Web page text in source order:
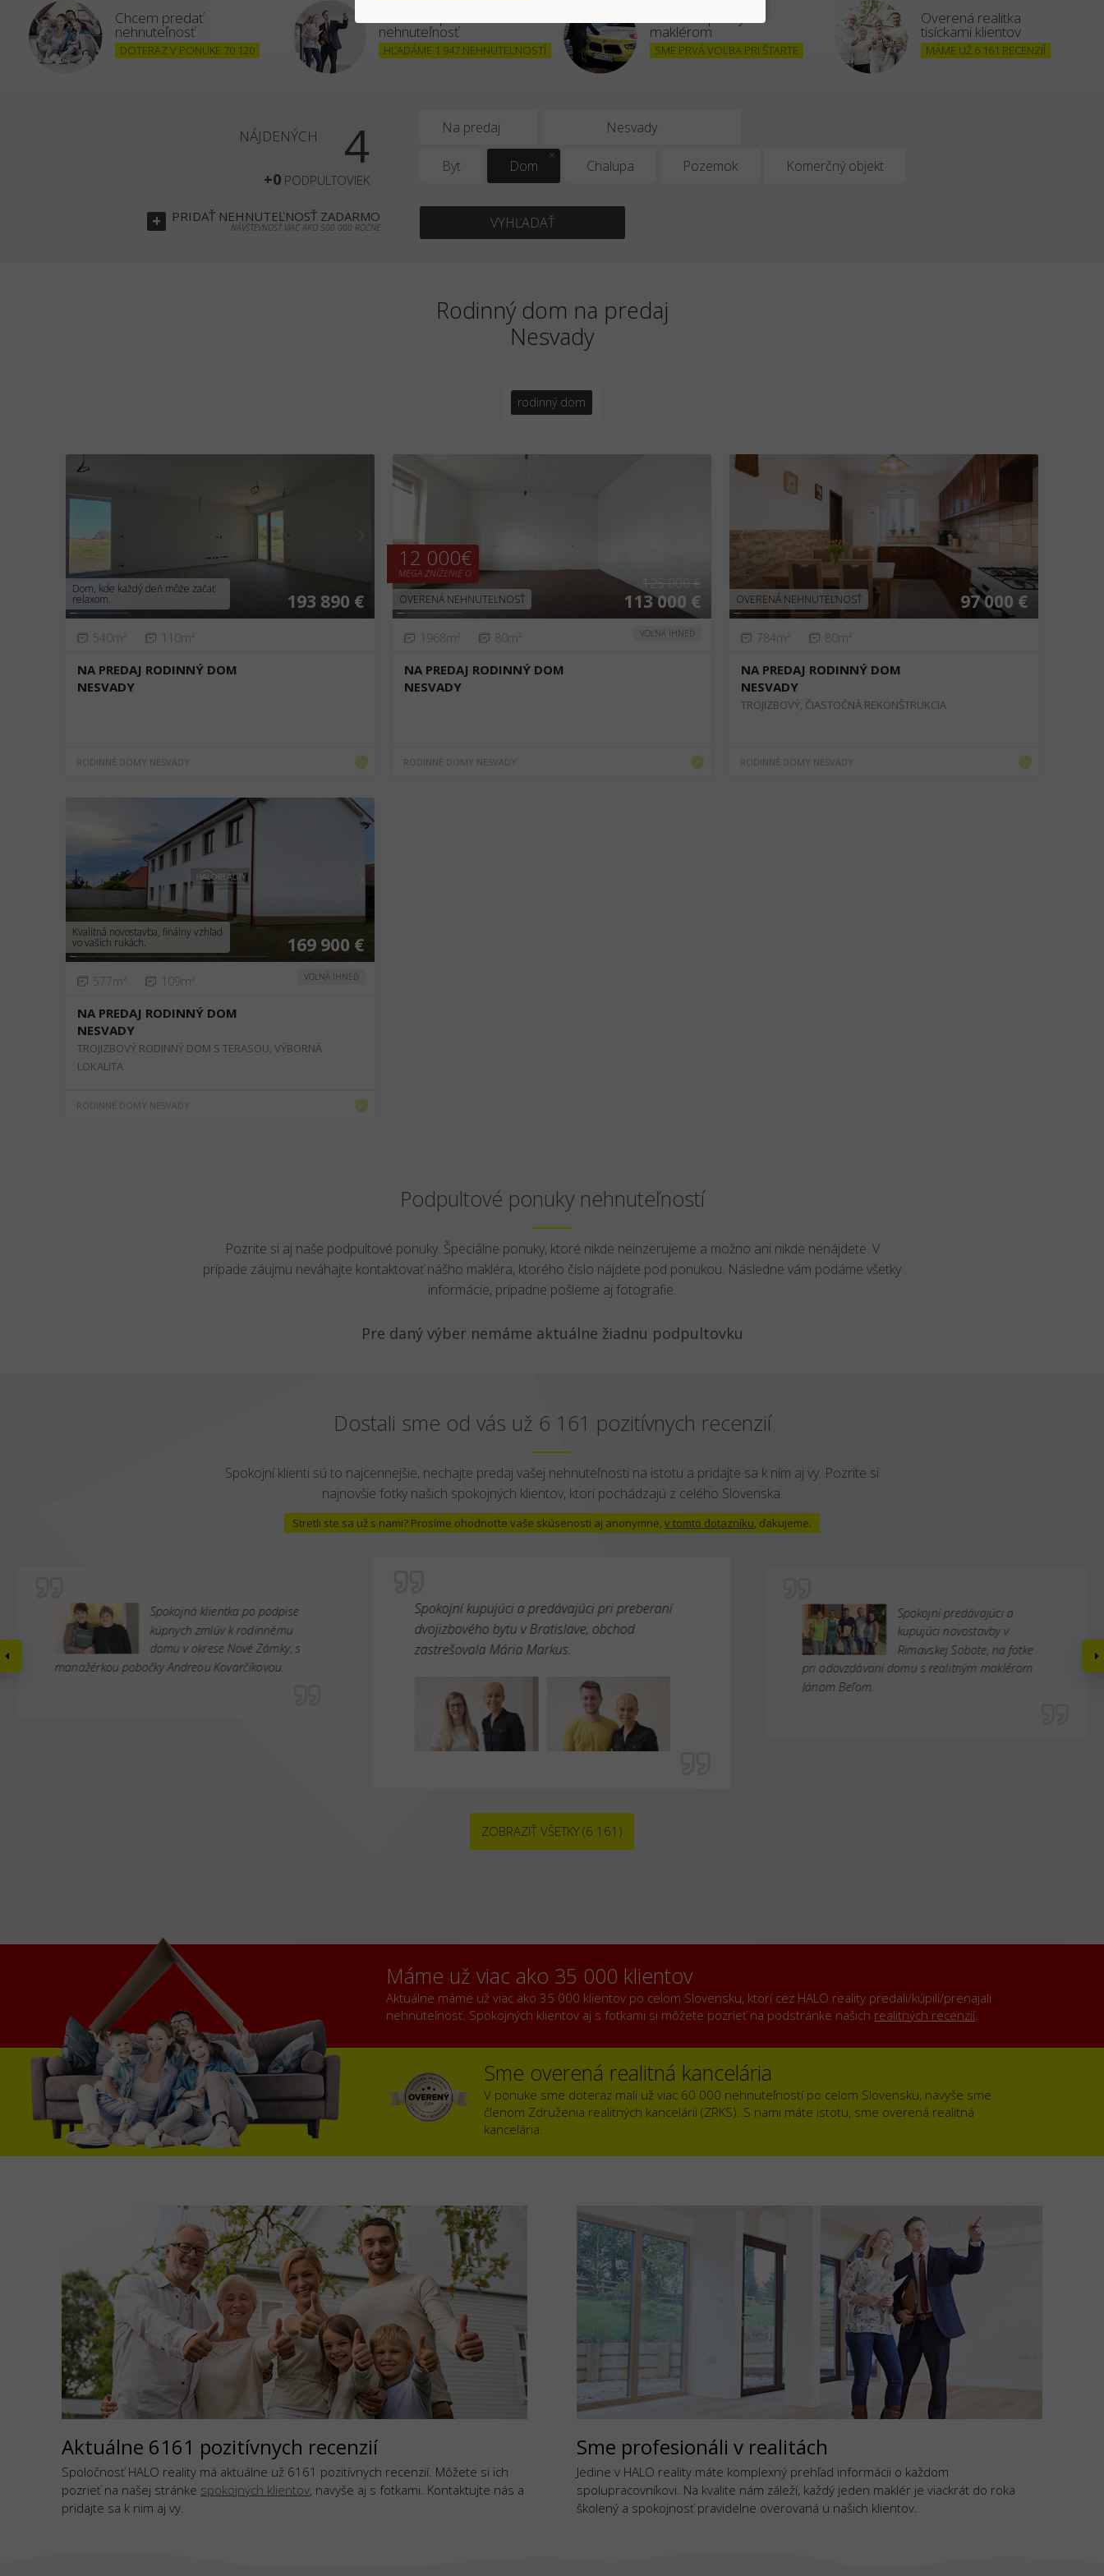
Chcem predať
nehnuteľnosť
DOTERAZ V PONUKE 70 120
nehnuteľnosť
HĽADÁME 1 947 NEHNUTEĽNOSTÍ
maklérom
SME PRVÁ VOĽBA PRI ŠTARTE
Overená realitka
tisíckami klientov
MÁME UŽ 6 161 RECENZIÍ
Na predaj
Byt Dom Chalupa Pozemok Komerčný objekt
VYHĽADAŤ
NÁJDENÝCH 4
+0 PODPULTOVIEK
+ PRIDAŤ NEHNUTEĽNOSŤ ZADARMO
NÁVŠTEVNOSŤ VIAC AKO 500 000 ROČNE
Rodinný dom na predaj
Nesvady
rodinný dom
Dom, kde každý deň môže začať
relaxom. 193 890 €
540m² 110m²
NA PREDAJ RODINNÝ DOM
NESVADY
RODINNÉ DOMY NESVADY
12 000€
MEGA ZNÍŽENIE O
OVERENÁ NEHNUTEĽNOSŤ
125 000 €
113 000 €
1968m² 80m² VOĽNÁ IHNEĎ
NA PREDAJ RODINNÝ DOM
NESVADY
RODINNÉ DOMY NESVADY
❮
OVERENÁ NEHNUTEĽNOSŤ 97 000 €
784m² 80m²
NA PREDAJ RODINNÝ DOM
NESVADY
TROJIZBOVÝ, ČIASTOČNÁ REKONŠTRUKCIA
RODINNÉ DOMY NESVADY
❮
Kvalitná novostavba, finálny vzhľad
vo vašich rukách. 169 900 €
577m² 109m² VOĽNÁ IHNEĎ
NA PREDAJ RODINNÝ DOM
NESVADY
TROJIZBOVÝ RODINNÝ DOM S TERASOU, VÝBORNÁ
LOKALITA
RODINNÉ DOMY NESVADY
Podpultové ponuky nehnuteľností
Pozrite si aj naše podpultové ponuky. Špeciálne ponuky, ktoré nikde neinzerujeme a možno ani nikde nenájdete. V
prípade záujmu neváhajte kontaktovať nášho makléra, ktorého číslo nájdete pod ponukou. Následne vám podáme všetky
informácie, prípadne pošleme aj fotografie.
Pre daný výber nemáme aktuálne žiadnu podpultovku
Dostali sme od vás už 6 161 pozitívnych recenzií
Spokojní klienti sú to najcennejšie, nechajte predaj vašej nehnuteľnosti na istotu a pridajte sa k ním aj vy. Pozrite si
najnovšie fotky našich spokojných klientov, ktorí pochádzajú z celého Slovenska.
Stretli ste sa už s nami? Prosíme ohodnoťte vaše skúsenosti aj anonymne, v tomto dotazníku, ďakujeme.
Spokojná klientka po podpise
kúpnych zmlúv k rodinnému
domu v okrese Nové Zámky, s
manažérkou pobočky Andreou Kovarčíkovou.
Spokojní kupujúci a predávajúci pri preberaní
dvojizbového bytu v Bratislave, obchod
zastrešovala Mária Markus.
Spokojní predávajúci a
kupujúci novostavby v
Rimavskej Sobote, na fotke
pri odovzdávaní domu s realitným maklérom
Jánom Beľom.
ZOBRAZIŤ VŠETKY (6 161)
Máme už viac ako 35 000 klientov
Aktuálne máme už viac ako 35 000 klientov po celom Slovensku, ktorí cez HALO reality predali/kúpili/prenajali
nehnuteľnosť. Spokojných klientov aj s fotkami si môžete pozrieť na podstránke našich realitných recenzií.
Sme overená realitná kancelária
V ponuke sme doteraz mali už viac 60 000 nehnuteľností po celom Slovensku, navyše sme
členom Združenia realitných kancelárii (ZRKS). S nami máte istotu, sme overená realitná
kancelária.
Aktuálne 6161 pozitívnych recenzií
Spoločnosť HALO reality má aktuálne už 6161 pozitívnych recenzií. Môžete si ich
pozrieť na našej stránke spokojných klientov, navyše aj s fotkami. Kontaktujte nás a
pridajte sa k nim aj vy.
Sme profesionáli v realitách
Jedine v HALO reality máte komplexný prehľad informácii o každom
spolupracovníkovi. Na kvalite nám záleží, každý jeden maklér je viackrát do roka
školený a spokojnosť pravidelne overovaná u našich klientov.